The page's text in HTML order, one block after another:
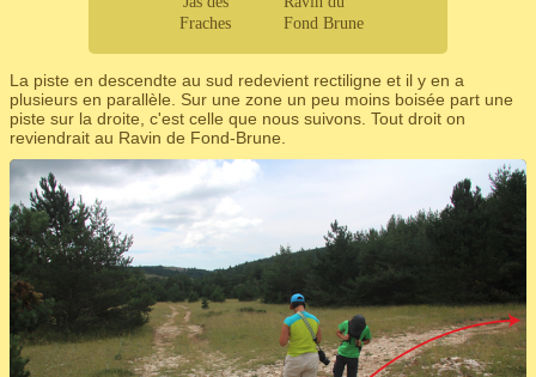
La piste en descendte au sud redevient rectiligne et il y en a
plusieurs en parallèle. Sur une zone un peu moins boisée part une
piste sur la droite, c'est celle que nous suivons. Tout droit on
reviendrait au Ravin de Fond-Brune.